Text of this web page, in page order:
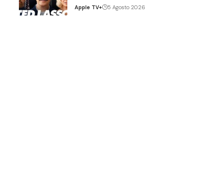
Apple TV+ 5 Agosto 2026